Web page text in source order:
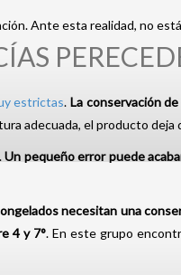
Ante esta realidad, no
estrictas. La conservación
adecuada, el producto
Un pequeño error puede
necesitan una
4 y 7°. En este grupo